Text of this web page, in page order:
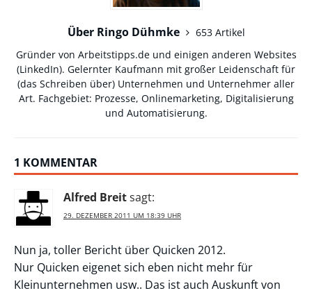
Über Ringo Dühmke
653 Artikel
Gründer von Arbeitstipps.de und einigen anderen Websites
(LinkedIn). Gelernter Kaufmann mit großer Leidenschaft für
(das Schreiben über) Unternehmen und Unternehmer aller
Art. Fachgebiet: Prozesse, Onlinemarketing, Digitalisierung
und Automatisierung.
1 KOMMENTAR
Alfred Breitsagt:
29. DEZEMBER 2011 UM 18:39 UHR
Nun ja, toller Bericht über Quicken 2012.
Nur Quicken eigenet sich eben nicht mehr für
Kleinunternehmen usw.. Das ist auch Auskunft von